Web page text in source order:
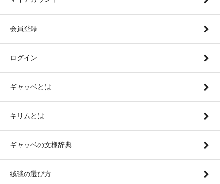
会員登録
ログイン
ギャッベとは
キリムとは
ギャッベの文様辞典
絨毯の選び方